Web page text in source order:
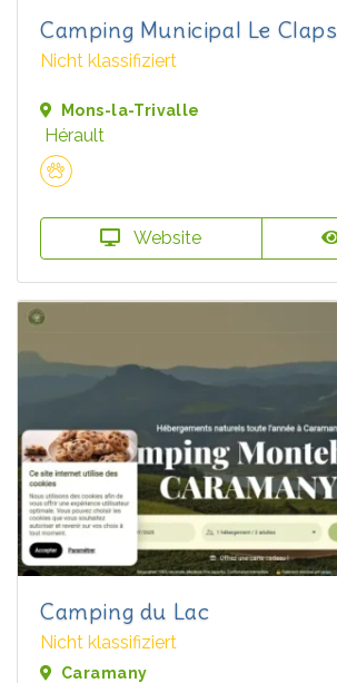
Camping Municipal Le Claps
Nicht klassifiziert
Mons-la-Trivalle
Hérault
Website
Camping du Lac
Nicht klassifiziert
Caramany